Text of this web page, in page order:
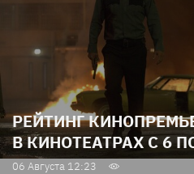
РЕЙТИНГ
В КИНОТЕАТРАХ С 6
06 Августа 12:23